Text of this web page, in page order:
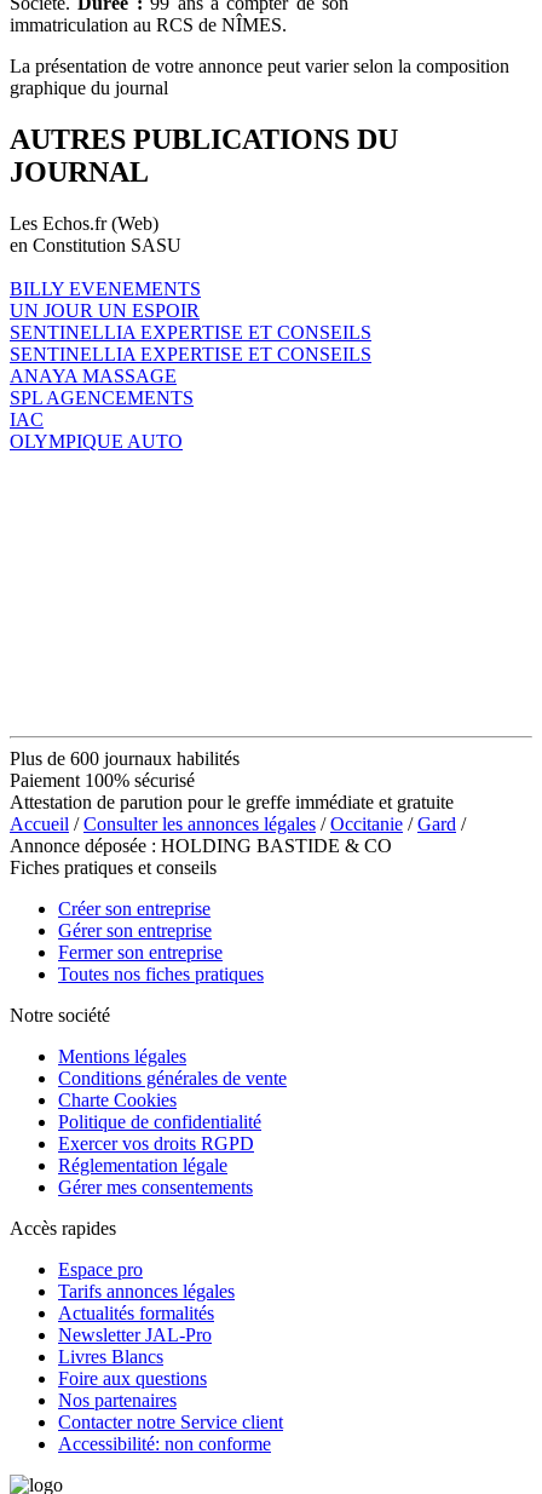
immatriculation au RCS de NÎMES.
La présentation de votre annonce peut varier selon la composition
graphique du journal
AUTRES PUBLICATIONS DU
JOURNAL
Les Echos.fr (Web)
en Constitution SASU
BILLY EVENEMENTS
UN JOUR UN ESPOIR
SENTINELLIA EXPERTISE ET CONSEILS
SENTINELLIA EXPERTISE ET CONSEILS
ANAYA MASSAGE
SPL AGENCEMENTS
IAC
OLYMPIQUE AUTO
Plus de 600 journaux habilités
Paiement 100% sécurisé
Attestation de parution pour le greffe immédiate et gratuite
Accueil /Consulter les annonces légales /Occitanie /Gard /
Annonce déposée : HOLDING BASTIDE & CO
Fiches pratiques et conseils
Créer son entreprise
Gérer son entreprise
Fermer son entreprise
Toutes nos fiches pratiques
Notre société
Mentions légales
Conditions générales de vente
Charte Cookies
Politique de confidentialité
Exercer vos droits RGPD
Réglementation légale
Gérer mes consentements
Accès rapides
Espace pro
Tarifs annonces légales
Actualités formalités
Newsletter JAL-Pro
Livres Blancs
Foire aux questions
Nos partenaires
Contacter notre Service client
Accessibilité: non conforme